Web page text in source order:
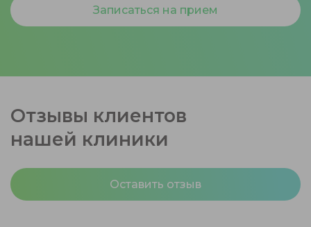
Записаться на прием
Отзывы клиентов
нашей клиники
Оставить отзыв